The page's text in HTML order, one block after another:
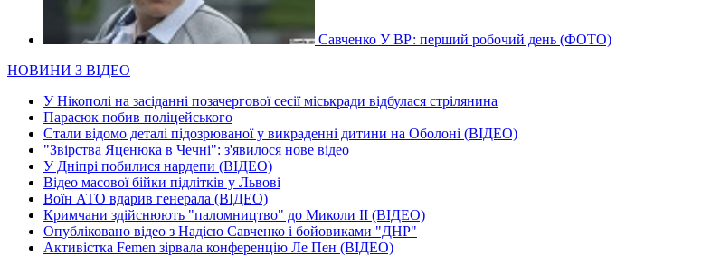
Савченко У ВР: перший робочий день (ФОТО)
НОВИНИ З ВІДЕО
У Нікополі на засіданні позачергової сесії міськради відбулася стрілянина
Парасюк побив поліцейського
Стали відомо деталі підозрюваної у викраденні дитини на Оболоні (ВІДЕО)
"Звірства Яценюка в Чечні": з'явилося нове відео
У Дніпрі побилися нардепи (ВІДЕО)
Відео масової бійки підлітків у Львові
Воїн АТО вдарив генерала (ВІДЕО)
Кримчани здійснюють "паломництво" до Миколи ІІ (ВІДЕО)
Опубліковано відео з Надією Савченко і бойовиками "ДНР"
Активістка Femen зірвала конференцію Ле Пен (ВІДЕО)